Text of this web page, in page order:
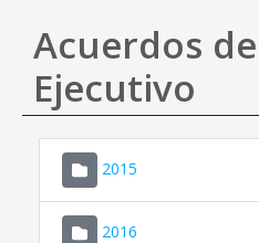
Acuerdos
Ejecutivo
2015
2016